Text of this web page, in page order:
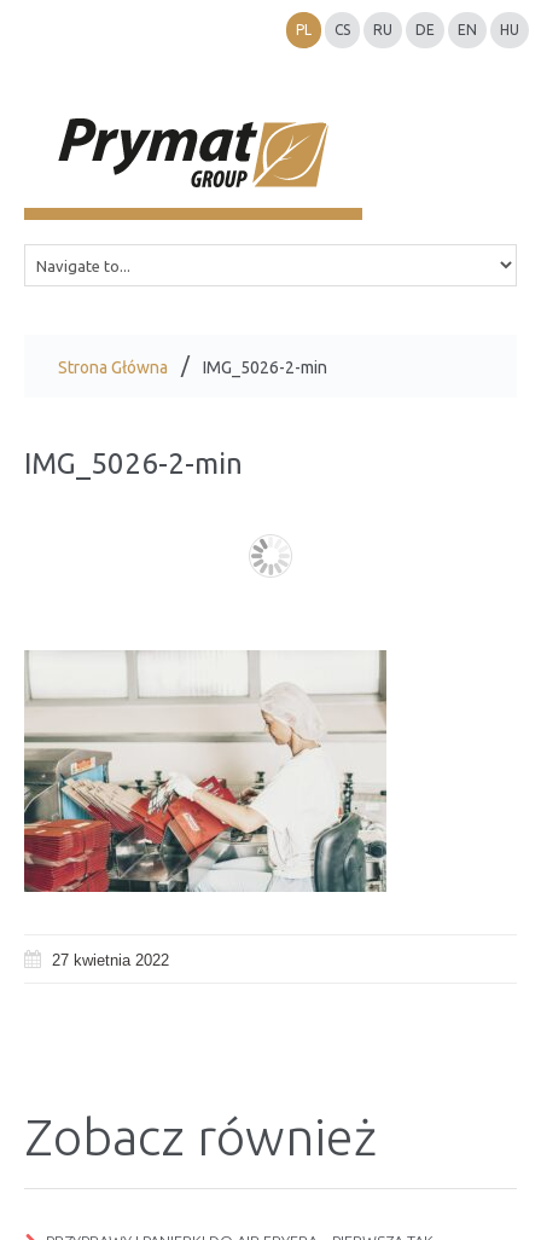
PL CS RU DE EN HU
Strona Główna IMG_5026-2-min
IMG_5026-2-min
27 kwietnia 2022
Zobacz również